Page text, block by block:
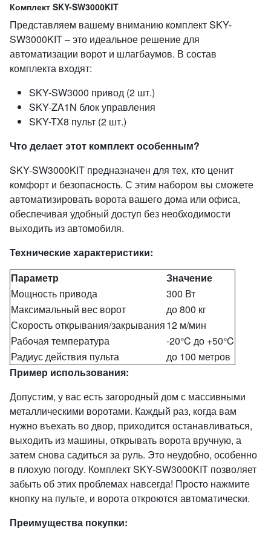
Комплект SKY-SW3000KIT
Представляем вашему вниманию комплект SKY-
SW3000KIT – это идеальное решение для
автоматизации ворот и шлагбаумов. В состав
комплекта входят:
SKY-SW3000 привод (2 шт.)
SKY-ZA1N блок управления
SKY-TX8 пульт (2 шт.)
Что делает этот комплект особенным?
SKY-SW3000KIT предназначен для тех, кто ценит
комфорт и безопасность. С этим набором вы сможете
автоматизировать ворота вашего дома или офиса,
обеспечивая удобный доступ без необходимости
выходить из автомобиля.
Технические характеристики:
Параметр
Значение
Мощность привода
300 Вт
Максимальный вес ворот
до 800 кг
Скорость открывания/закрывания12 м/мин
Рабочая температура
-20°C до +50°C
Радиус действия пульта
до 100 метров
Пример использования:
Допустим, у вас есть загородный дом с массивными
металлическими воротами. Каждый раз, когда вам
нужно въехать во двор, приходится останавливаться,
выходить из машины, открывать ворота вручную, а
затем снова садиться за руль. Это неудобно, особенно
в плохую погоду. Комплект SKY-SW3000KIT позволяет
забыть об этих проблемах навсегда! Просто нажмите
кнопку на пульте, и ворота откроются автоматически.
Преимущества покупки: